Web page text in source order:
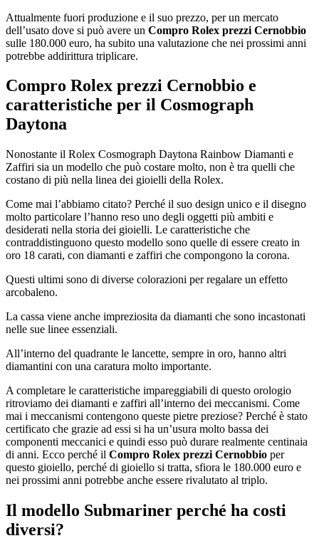
Attualmente fuori produzione e il suo prezzo, per un mercato
dell’usato dove si può avere un Compro Rolex prezzi Cernobbio
sulle 180.000 euro, ha subito una valutazione che nei prossimi anni
potrebbe addirittura triplicare.
Compro Rolex prezzi Cernobbio e
caratteristiche per il Cosmograph
Daytona
Nonostante il Rolex Cosmograph Daytona Rainbow Diamanti e
Zaffiri sia un modello che può costare molto, non è tra quelli che
costano di più nella linea dei gioielli della Rolex.
Come mai l’abbiamo citato? Perché il suo design unico e il disegno
molto particolare l’hanno reso uno degli oggetti più ambiti e
desiderati nella storia dei gioielli. Le caratteristiche che
contraddistinguono questo modello sono quelle di essere creato in
oro 18 carati, con diamanti e zaffiri che compongono la corona.
Questi ultimi sono di diverse colorazioni per regalare un effetto
arcobaleno.
La cassa viene anche impreziosita da diamanti che sono incastonati
nelle sue linee essenziali.
All’interno del quadrante le lancette, sempre in oro, hanno altri
diamantini con una caratura molto importante.
A completare le caratteristiche impareggiabili di questo orologio
ritroviamo dei diamanti e zaffiri all’interno dei meccanismi. Come
mai i meccanismi contengono queste pietre preziose? Perché è stato
certificato che grazie ad essi si ha un’usura molto bassa dei
componenti meccanici e quindi esso può durare realmente centinaia
di anni. Ecco perché il Compro Rolex prezzi Cernobbio per
questo gioiello, perché di gioiello si tratta, sfiora le 180.000 euro e
nei prossimi anni potrebbe anche essere rivalutato al triplo.
Il modello Submariner perché ha costi
diversi?